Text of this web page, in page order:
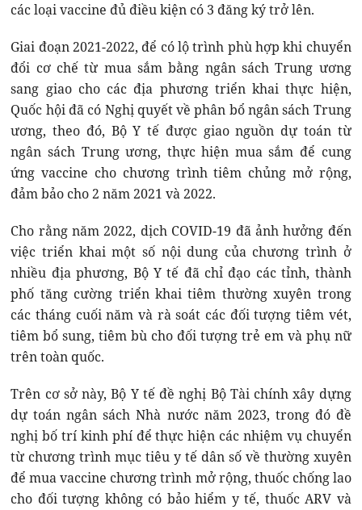
các loại vaccine đủ điều kiện có 3 đăng ký trở lên.
Giai đoạn 2021-2022, để có lộ trình phù hợp khi chuyển
đổi cơ chế từ mua sắm bằng ngân sách Trung ương
sang giao cho các địa phương triển khai thực hiện,
Quốc hội đã có Nghị quyết về phân bổ ngân sách Trung
ương, theo đó, Bộ Y tế được giao nguồn dự toán từ
ngân sách Trung ương, thực hiện mua sắm để cung
ứng vaccine cho chương trình tiêm chủng mở rộng,
đảm bảo cho 2 năm 2021 và 2022.
Cho rằng năm 2022, dịch COVID-19 đã ảnh hưởng đến
việc triển khai một số nội dung của chương trình ở
nhiều địa phương, Bộ Y tế đã chỉ đạo các tỉnh, thành
phố tăng cường triển khai tiêm thường xuyên trong
các tháng cuối năm và rà soát các đối tượng tiêm vét,
tiêm bổ sung, tiêm bù cho đối tượng trẻ em và phụ nữ
trên toàn quốc.
Trên cơ sở này, Bộ Y tế đề nghị Bộ Tài chính xây dựng
dự toán ngân sách Nhà nước năm 2023, trong đó đề
nghị bố trí kinh phí để thực hiện các nhiệm vụ chuyển
từ chương trình mục tiêu y tế dân số về thường xuyên
để mua vaccine chương trình mở rộng, thuốc chống lao
cho đối tượng không có bảo hiểm y tế, thuốc ARV và